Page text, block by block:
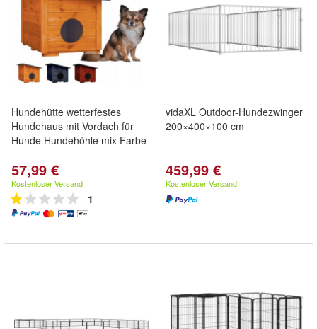
Hundehütte wetterfestes
Hundehaus mit Vordach für
Hunde Hundehöhle mix Farbe
57,99 €
Kostenloser Versand
1
vidaXL Outdoor-Hundezwinger
200×400×100 cm
459,99 €
Kostenloser Versand